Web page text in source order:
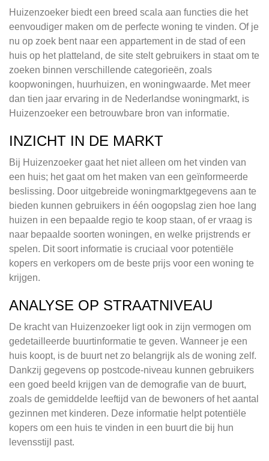
Huizenzoeker biedt een breed scala aan functies die het
eenvoudiger maken om de perfecte woning te vinden. Of je
nu op zoek bent naar een appartement in de stad of een
huis op het platteland, de site stelt gebruikers in staat om te
zoeken binnen verschillende categorieën, zoals
koopwoningen, huurhuizen, en woningwaarde. Met meer
dan tien jaar ervaring in de Nederlandse woningmarkt, is
Huizenzoeker een betrouwbare bron van informatie.
INZICHT IN DE MARKT
Bij Huizenzoeker gaat het niet alleen om het vinden van
een huis; het gaat om het maken van een geïnformeerde
beslissing. Door uitgebreide woningmarktgegevens aan te
bieden kunnen gebruikers in één oogopslag zien hoe lang
huizen in een bepaalde regio te koop staan, of er vraag is
naar bepaalde soorten woningen, en welke prijstrends er
spelen. Dit soort informatie is cruciaal voor potentiële
kopers en verkopers om de beste prijs voor een woning te
krijgen.
ANALYSE OP STRAATNIVEAU
De kracht van Huizenzoeker ligt ook in zijn vermogen om
gedetailleerde buurtinformatie te geven. Wanneer je een
huis koopt, is de buurt net zo belangrijk als de woning zelf.
Dankzij gegevens op postcode-niveau kunnen gebruikers
een goed beeld krijgen van de demografie van de buurt,
zoals de gemiddelde leeftijd van de bewoners of het aantal
gezinnen met kinderen. Deze informatie helpt potentiële
kopers om een huis te vinden in een buurt die bij hun
levensstijl past.